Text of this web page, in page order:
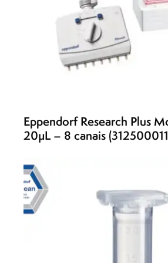
Eppendorf Research Plus
20µL – 8 canais